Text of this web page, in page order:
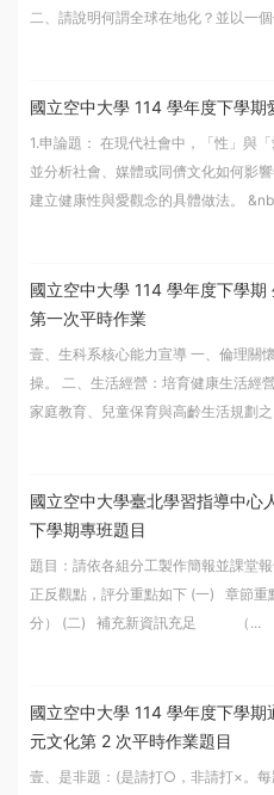
二、請說明何謂全球在地化？並以一
國立空中大學 114 學年度下學
1.申論題： 在現代社會中，「性」與
並分析社會、媒體或同儕文化如何影
建立健康性與愛觀念的具體做法。
國立空中大學 114 學年度下學期 生活科學系「家庭支持服務」
第一次平時作業
壹、生科系核心能力宣導 一、倫理關
操。 二、生活經營：培育健康生活經
家庭教育、兒童保育與高齡生活規劃
國立空中大學臺北學習指導中心
下學期專班題目
題目：請依各組分工製作簡報並課堂
正反觀點，評分重點如下 (一)
分） (二) 補充新資訊充足 （...
國立空中大學 114 學年度下學
元文化第 2 次平時作業題目
壹、是非題：(是請打○，非請打×。